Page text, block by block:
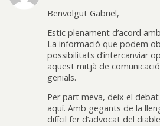
Benvolgut Gabriel,
Estic plenament d’acord
La informació que podem
possibilitats d’intercanviar
aquest mitjà de
genials.
Per part meva, deix el debat
aquí. Amb gegants de la
difícil fer d’advocat del